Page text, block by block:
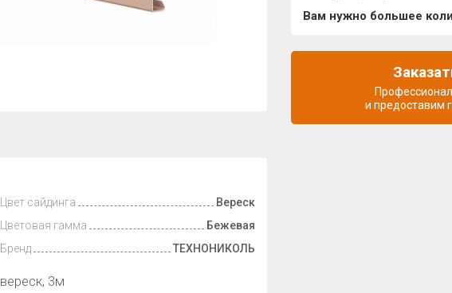
Цвет сайдинга
Вереск
Цветовая гамма
Бежевая
Бренд
ТЕХНОНИКОЛЬ
3м
Вам нужно большее
и предоставим